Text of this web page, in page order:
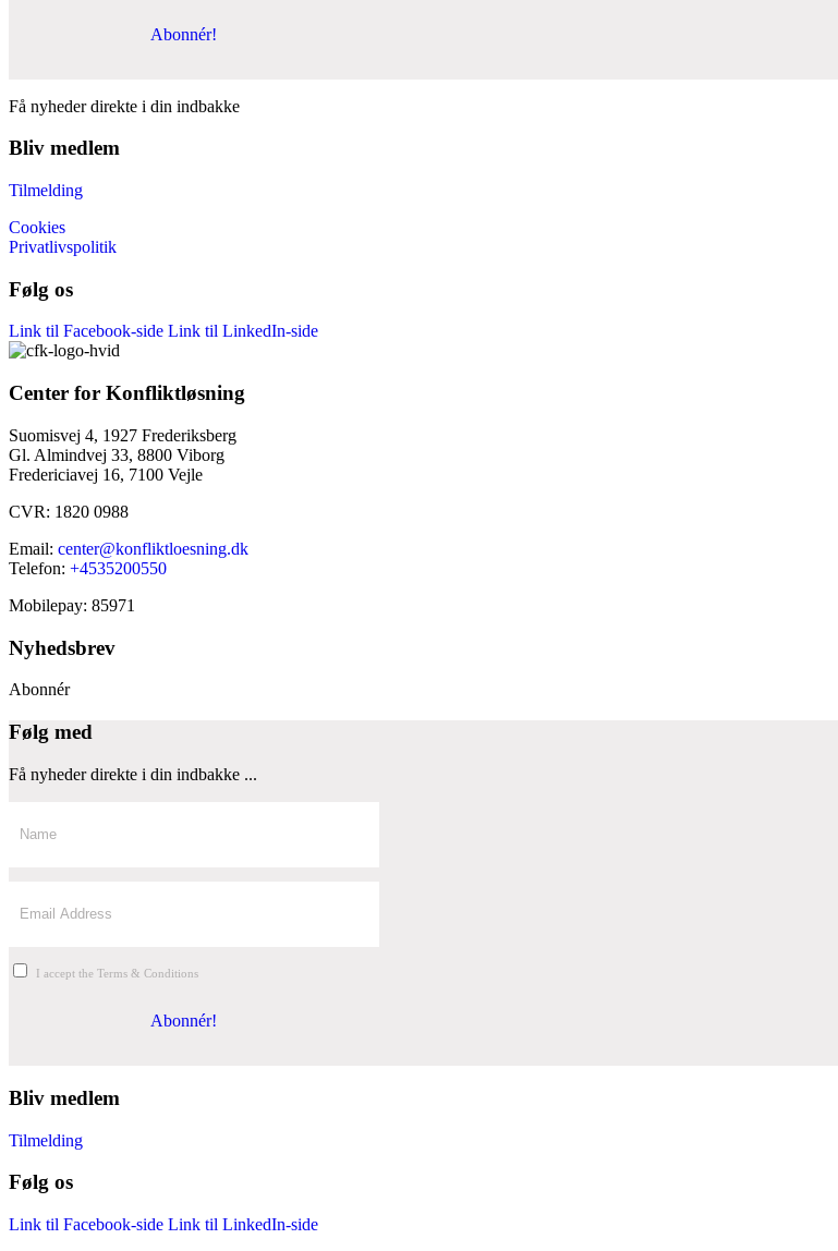
Abonnér!
Få nyheder direkte i din indbakke
Bliv medlem
Tilmelding
Cookies
Privatlivspolitik
Følg os
Link til Facebook-side Link til LinkedIn-side
Center for Konfliktløsning
Suomisvej 4, 1927 Frederiksberg
Gl. Almindvej 33, 8800 Viborg
Fredericiavej 16, 7100 Vejle
CVR: 1820 0988
Email: center@konfliktloesning.dk
Telefon: +4535200550
Mobilepay: 85971
Nyhedsbrev
Abonnér
Følg med
Få nyheder direkte i din indbakke ...
I accept the Terms & Conditions
Abonnér!
Bliv medlem
Tilmelding
Følg os
Link til Facebook-side Link til LinkedIn-side